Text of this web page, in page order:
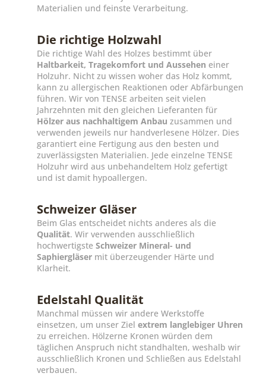
Materialien und feinste Verarbeitung.
Die richtige Holzwahl
Die richtige Wahl des Holzes bestimmt über
Haltbarkeit, Tragekomfort und Aussehen einer
Holzuhr. Nicht zu wissen woher das Holz kommt,
kann zu allergischen Reaktionen oder Abfärbungen
führen. Wir von TENSE arbeiten seit vielen
Jahrzehnten mit den gleichen Lieferanten für
Hölzer aus nachhaltigem Anbau zusammen und
verwenden jeweils nur handverlesene Hölzer. Dies
garantiert eine Fertigung aus den besten und
zuverlässigsten Materialien. Jede einzelne TENSE
Holzuhr wird aus unbehandeltem Holz gefertigt
und ist damit hypoallergen.
Schweizer Gläser
Beim Glas entscheidet nichts anderes als die
Qualität. Wir verwenden ausschließlich
hochwertigste Schweizer Mineral- und
Saphiergläser mit überzeugender Härte und
Klarheit.
Edelstahl Qualität
Manchmal müssen wir andere Werkstoffe
einsetzen, um unser Ziel extrem langlebiger Uhren
zu erreichen. Hölzerne Kronen würden dem
täglichen Anspruch nicht standhalten, weshalb wir
ausschließlich Kronen und Schließen aus Edelstahl
verbauen.